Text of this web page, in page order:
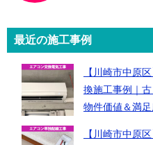
最近の施工事例
【川崎市中原
換施工事例｜
物件価値＆満足
【川崎市中原